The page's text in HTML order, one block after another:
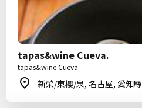
tapas&wine Cueva.
tapas&wine Cueva.
新榮/東櫻/泉, 名古屋, 愛知縣